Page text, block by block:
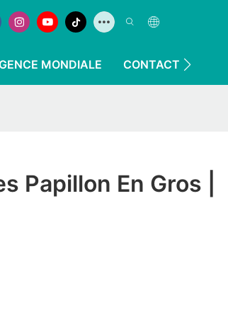
MONDIALE CONTACTEZ-
Papillon En Gros |